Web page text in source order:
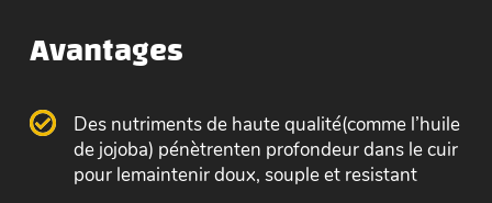
Avantages
Des nutriments de haute qualité(comme l’huile
de jojoba) pénètrenten profondeur dans le cuir
pour lemaintenir doux, souple et resistant